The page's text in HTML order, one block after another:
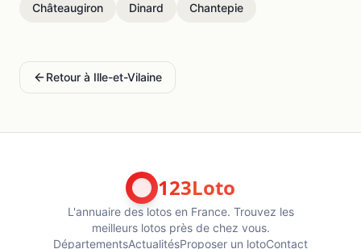
Châteaugiron Dinard Chantepie
Retour à Ille-et-Vilaine
123Loto
L'annuaire des lotos en France. Trouvez les
meilleurs lotos près de chez vous.
DépartementsActualitésProposer un lotoContact